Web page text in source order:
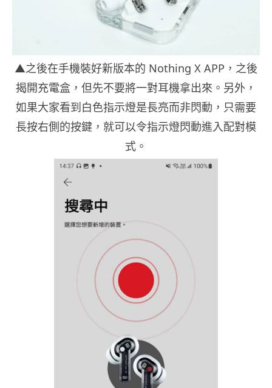
▲之後在手機裝好新版本的 Nothing X APP，之後
揭開充電盒，但先不要將一對耳機拿出來。另外，
如果大家看到白色指示燈是長亮而非閃動，只需要
長按右側的按鍵，就可以令指示燈閃動進入配對模
式。